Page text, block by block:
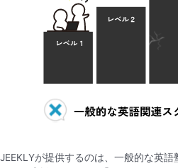
JEEKLYが提供するのは、一般的な英